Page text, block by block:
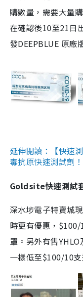
購數量，需要大量
在確認後10至21日
發DEEPBLUE 原廠
延伸閱讀：【快速
毒抗原快速測試劑
Goldsite快速測試
深水埗電子特賣城
時更有優惠，
罩。另外有售
一樣低至$100/10支